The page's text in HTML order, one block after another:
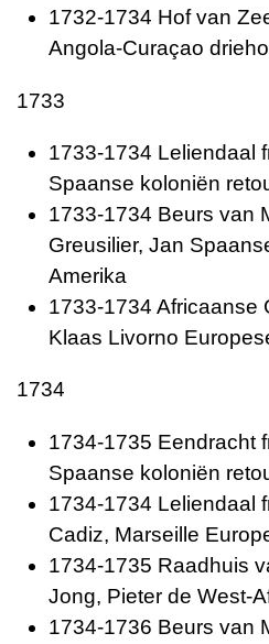
1732-1734 Hof van
Angola-Curaçao
1733
1733-1734 Leliendaal
Spaanse koloniën
1733-1734 Beurs van
Greusilier, Jan
Amerika
1733-1734 Africaanse
Klaas Livorno
1734
1734-1735 Eendracht
Spaanse koloniën
1734-1734 Leliendaal
Cadiz, Marseille
1734-1735 Raadhuis
Jong, Pieter de West-
1734-1736 Beurs van